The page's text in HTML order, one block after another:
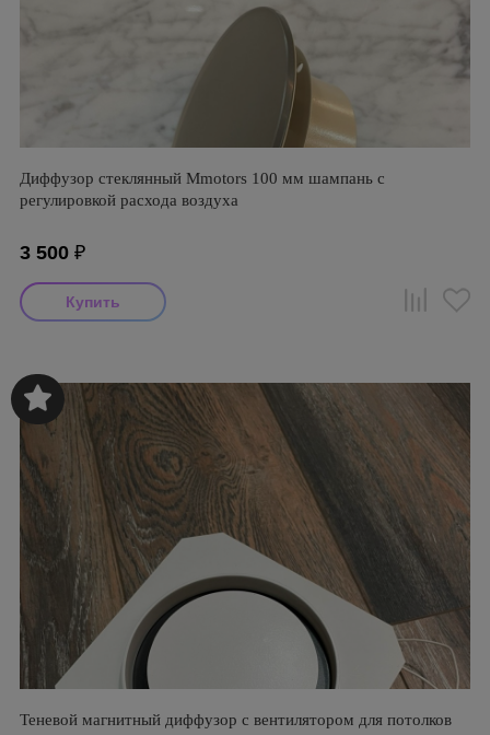
Диффузор стеклянный Mmotors 100 мм шампань с
регулировкой расхода воздуха
3 500 ₽
Теневой магнитный диффузор с вентилятором для потолков